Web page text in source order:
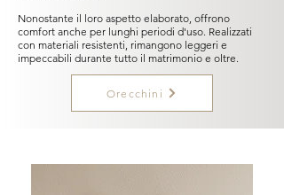
Nonostante il loro aspetto elaborato, offrono
comfort anche per lunghi periodi d'uso. Realizzati
con materiali resistenti, rimangono leggeri e
impeccabili durante tutto il matrimonio e oltre.
Orecchini